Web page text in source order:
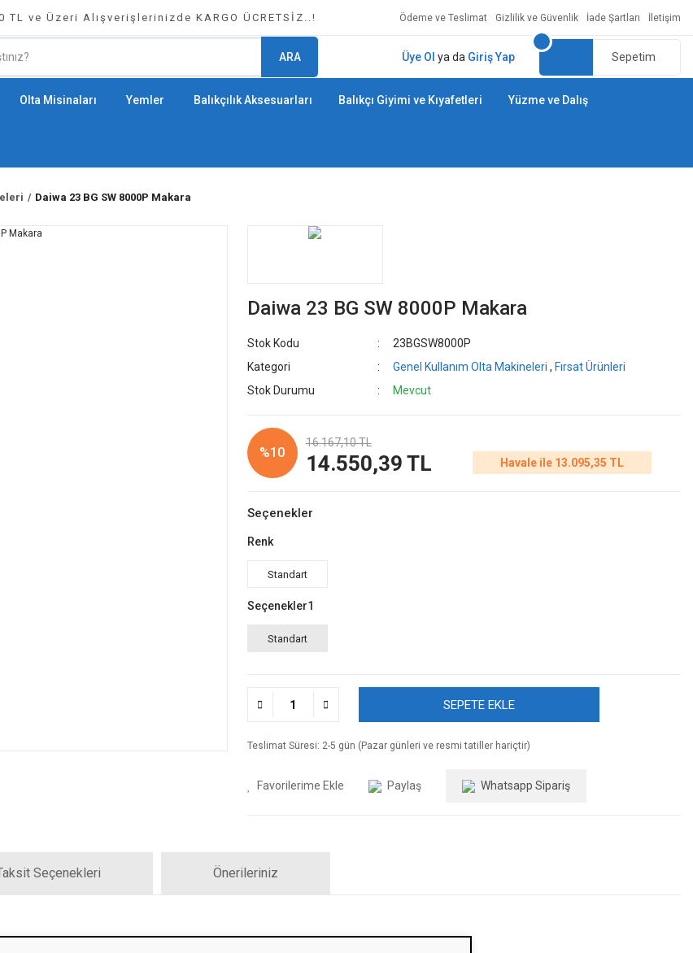
TL ve Üzeri Alışverişlerinizde KARGO ÜCRETSİZ..! Ödeme ve Teslimat Gizlilik ve Güvenlik İade Şartları İletişim
ARA Üye Ol ya da Giriş Yap Sepetim
Olta Misinaları Yemler Balıkçılık Aksesuarları Balıkçı Giyimi ve Kıyafetleri Yüzme ve Dalış
Daiwa 23 BG SW 8000P Makara
Daiwa 23 BG SW 8000P Makara
Stok Kodu
23BGSW8000P
Kategori
Genel Kullanım Olta Makineleri , Fırsat Ürünleri
Stok Durumu
Mevcut
%10
16.167,10 TL
14.550,39 TL Havale ile 13.095,35 TL
Seçenekler
Renk
Standart
Seçenekler1
Standart
SEPETE EKLE
Teslimat Süresi: 2-5 gün (Pazar günleri ve resmi tatiller hariçtir)
Paylaş Whatsapp Sipariş
Seçenekleri Önerileriniz